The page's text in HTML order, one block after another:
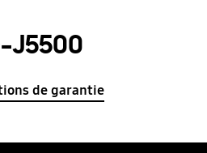
J5500
de garantie